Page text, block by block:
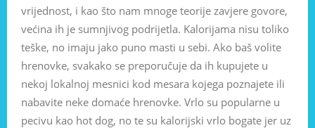
vrijednost, i kao što nam mnoge teorije zavjere govore,
većina ih je sumnjivog podrijetla. Kalorijama nisu toliko
teške, no imaju jako puno masti u sebi. Ako baš volite
hrenovke, svakako se preporučuje da ih kupujete u
nekoj lokalnoj mesnici kod mesara kojega poznajete ili
nabavite neke domaće hrenovke. Vrlo su popularne u
pecivu kao hot dog, no te su kalorijski vrlo bogate jer uz